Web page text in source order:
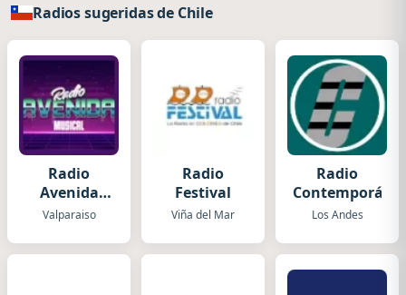
Radios sugeridas de Chile
Radio
Avenida
Musical
Valparaiso
Radio
Festival
Viña del Mar
Radio
Los Andes